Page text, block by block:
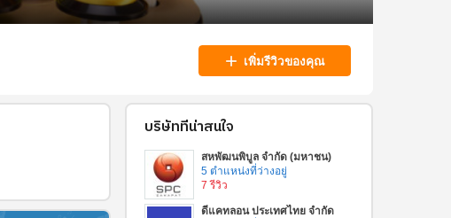
add เพิ่มรีวิวของคุณ
บริษัทที่น่าสนใจ
สหพัฒนพิบูล จำกัด (มหาชน)
5 ตำแหน่งที่ว่างอยู่
7 รีวิว
ดีแคทลอน ประเทศไทย จำกัด